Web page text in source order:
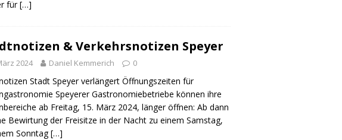
für[…]
& Verkehrsnotizen Speyer
2024 Daniel Kemmerich 0
Stadt Speyer verlängert Öffnungszeiten für
Speyerer Gastronomiebetriebe können ihre
ab Freitag, 15. März 2024, länger öffnen: Ab dann
Bewirtung der Freisitze in der Nacht zu einem Samstag,
Sonntag[…]